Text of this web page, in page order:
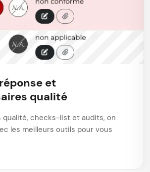
et
qualité
qualité, checks-list et audits, on
les meilleurs outils pour vous